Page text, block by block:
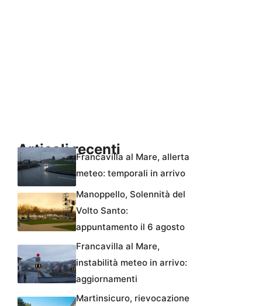
Articoli recentiFrancavilla al Mare, allerta
meteo: temporali in arrivo
Manoppello, Solennità del
Volto Santo:
appuntamento il 6 agosto
Francavilla al Mare,
instabilità meteo in arrivo:
aggiornamenti
Martinsicuro, rievocazione